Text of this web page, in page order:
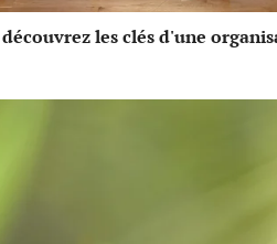
les clés d'une